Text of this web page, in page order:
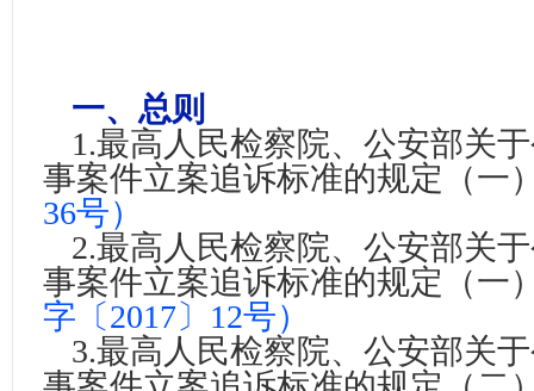
一、总则
1.最高人民检察院、公安部关
事案件立案追诉标准的规定（一
36号）
2.最高人民检察院、公安部关
事案件立案追诉标准的规定（一
字 〔2017〕 12号）
3.最高人民检察院、公安部关